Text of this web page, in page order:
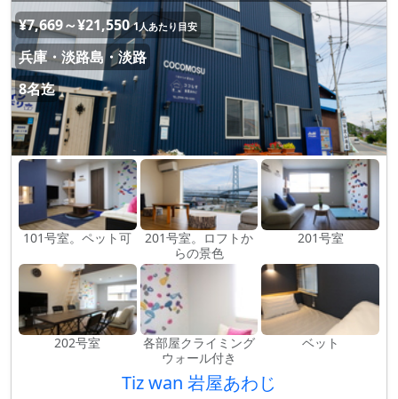
¥7,669～¥21,550 1人あたり目安
兵庫・淡路島・淡路
8名迄
101号室。ペット可
201号室。ロフトか
らの景色
201号室
202号室
各部屋クライミング
ウォール付き
ベット
Tiz wan 岩屋あわじ